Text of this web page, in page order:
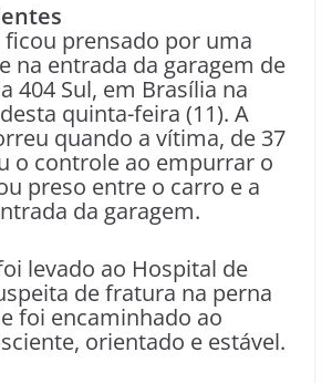
prensado por uma
na entrada da garagem de
404 Sul, em Brasília na
quinta-feira (11). A
quando a vítima, de 37
o controle ao empurrar o
preso entre o carro e a
da garagem.
levado ao Hospital de
de fratura na perna
foi encaminhado ao
orientado e estável.